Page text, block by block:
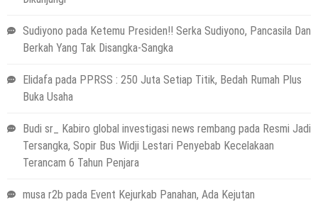
Sudiyono pada Ketemu Presiden!! Serka Sudiyono, Pancasila Dan
Berkah Yang Tak Disangka-Sangka
Elidafa pada PPRSS : 250 Juta Setiap Titik, Bedah Rumah Plus
Buka Usaha
Budi sr_ Kabiro global investigasi news rembang pada Resmi Jadi
Tersangka, Sopir Bus Widji Lestari Penyebab Kecelakaan
Terancam 6 Tahun Penjara
musa r2b pada Event Kejurkab Panahan, Ada Kejutan